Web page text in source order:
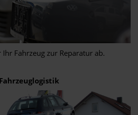
Fahrzeug zur Reparatur ab.
Fahrzeuglogistik